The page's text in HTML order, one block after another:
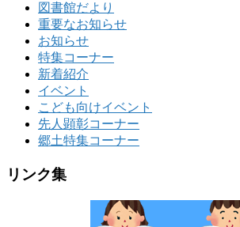
図書館だより
重要なお知らせ
お知らせ
特集コーナー
新着紹介
イベント
こども向けイベント
先人顕彰コーナー
郷土特集コーナー
リンク集